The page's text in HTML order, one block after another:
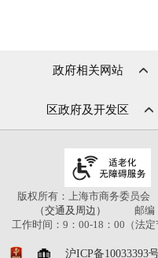
政府相关网站
区政府及开发区
版权所有：上海市商务委员会
（交通及周边）
邮编
工作时间：9：00-18：00（
沪ICP备10033393